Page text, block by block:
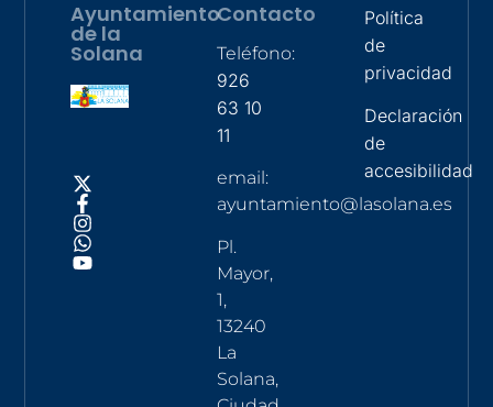
Ayuntamiento
de la
Solana
Contacto
Teléfono:
926
63 10
11
email:
ayuntamiento@lasolana.es
Pl.
Mayor,
1,
13240
La
Solana,
Política
de
privacidad
Declaración
de
accesibilidad